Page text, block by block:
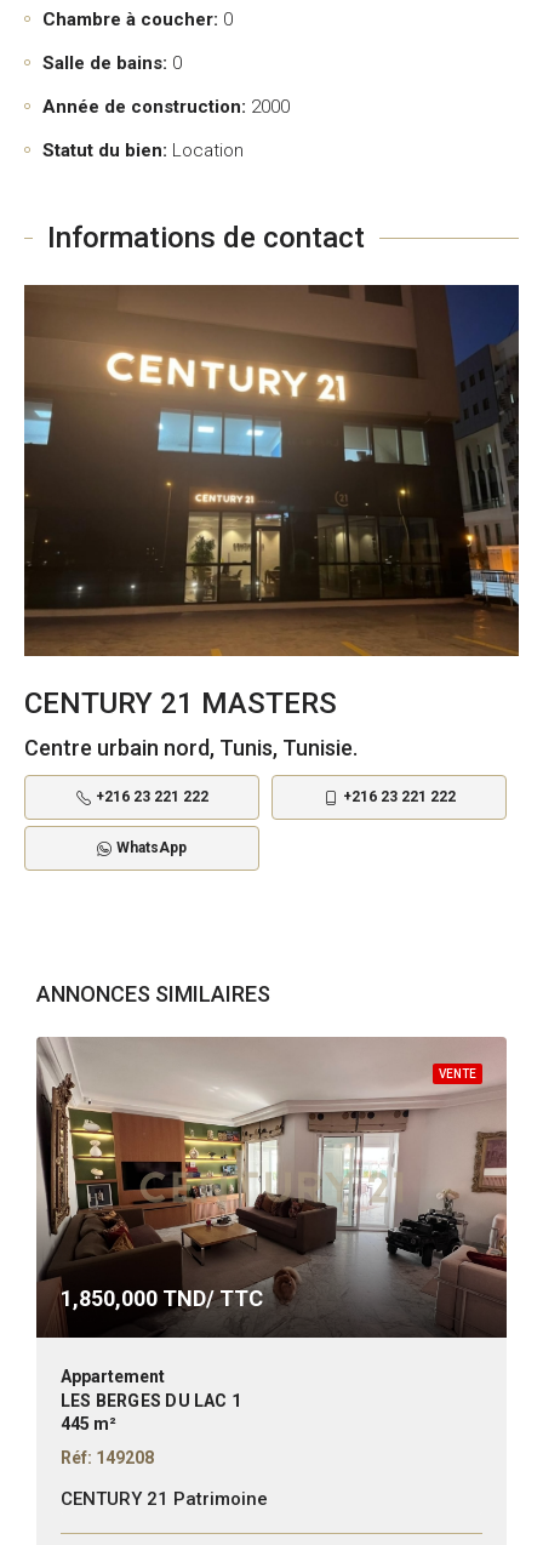
Chambre à coucher: 0
Salle de bains: 0
Année de construction: 2000
Statut du bien: Location
Informations de contact
CENTURY 21 MASTERS
Centre urbain nord, Tunis, Tunisie.
+216 23 221 222 +216 23 221 222
WhatsApp
ANNONCES SIMILAIRES
VENTE
1,850,000 TND/ TTC
Appartement
LES BERGES DU LAC 1
445 m²
Réf: 149208
CENTURY 21 Patrimoine